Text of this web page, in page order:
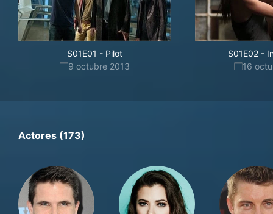
S01E01 - Pilot
9 octubre 2013
S01E02-
16
Actores (173)